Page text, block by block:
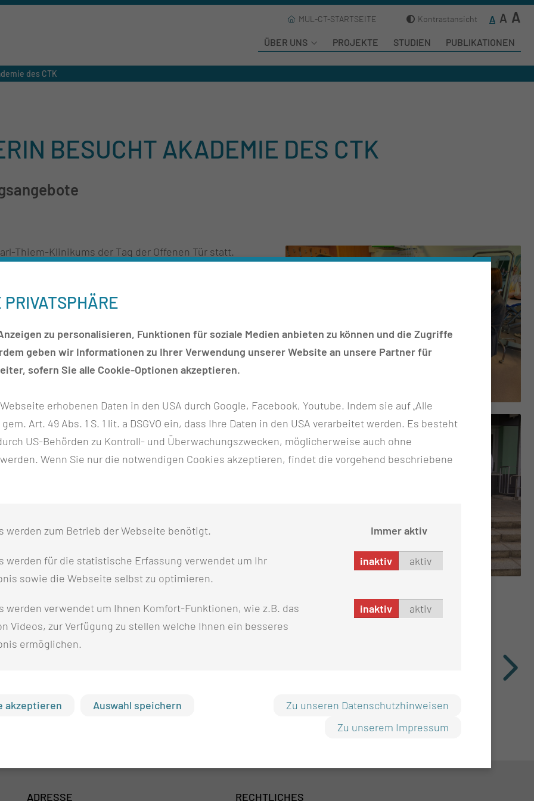
MUL-CT-STARTSEITE Kontrastansicht A A A
ÜBER UNS PROJEKTE STUDIEN PUBLIKATIONEN
des CTK
BESUCHT AKADEMIE DES CTK
Thiem-Klinikums der Tag der Offenen Tür statt.
am Vormittag prominenten Besuch. Bei einer
informierte sich Brandenburgs
Krankenhaus- und Akademieleitung über die
Beispiele bei Dehnungsübungen,
in zahlreichen Gesundheitsfachberufen
für Laboratoriumsanalytik, Medizinische
Assistenz, wie auch die
680 Auszubildende aus über 20 Nationen.
Lehrern, Sozialarbeiterinnen und
Ausbildungsstätte für Gesundheitsfachberufe im
es hier: KLICKEN
ADRESSE RECHTLICHES
zu personalisieren, Funktionen für soziale Medien anbieten zu können und die Zugriffe
geben wir Informationen zu Ihrer Verwendung unserer Website an unsere Partner für
sofern Sie alle Cookie-Optionen akzeptieren.
erhobenen Daten in den USA durch Google, Facebook, Youtube. Indem sie auf „Alle
Art. 49 Abs. 1 S. 1 lit. a DSGVO ein, dass Ihre Daten in den USA verarbeitet werden. Es besteht
US-Behörden zu Kontroll- und Überwachungszwecken, möglicherweise auch ohne
Wenn Sie nur die notwendigen Cookies akzeptieren, findet die vorgehend beschriebene
werden zum Betrieb der Webseite benötigt. Immer aktiv
werden für die statistische Erfassung verwendet um Ihr
sowie die Webseite selbst zu optimieren.
inaktiv aktiv
werden verwendet um Ihnen Komfort-Funktionen, wie z.B. das
Videos, zur Verfügung zu stellen welche Ihnen ein besseres
ermöglichen.
inaktiv aktiv
akzeptieren Auswahl speichern
Zu unseren Datenschutzhinweisen
Zu unserem Impressum